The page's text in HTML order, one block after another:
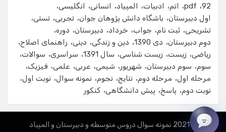
92
pdf اتم ادبیات المپیاد انسانی
انگلیسی
اول دبیرستان
باشگاه دانش پژوهان جوان تجربی تستی
تشریحی ثبت نام جواب خرداد دبیرستان
دوره
دوم دبیرستان
دی 1390 دین و زندگی دینی
راهنمای اصلاح
ریاضی
زیست زیست شناسی سال 1391 سراسری
سوالات
سوم
سوم دبیرستان شهریور شیمی عربی علمی
فیزیک
مرحله اول
مرحله دوم نتایج نجوم نمونه سوال
نوبت اول
نوبت دوم
پاسخ پیش دانشگاهی کنکور
© 2021 نمونه سوال دروس متوسطه و دبیرستان و المپیاد